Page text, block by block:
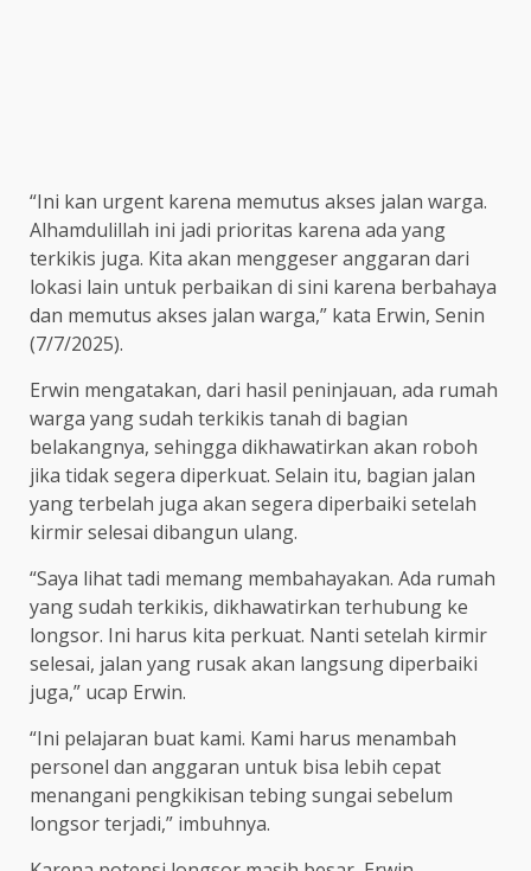
“Ini kan urgent karena memutus akses jalan warga.
Alhamdulillah ini jadi prioritas karena ada yang
terkikis juga. Kita akan menggeser anggaran dari
lokasi lain untuk perbaikan di sini karena berbahaya
dan memutus akses jalan warga,” kata Erwin, Senin
(7/7/2025).
Erwin mengatakan, dari hasil peninjauan, ada rumah
warga yang sudah terkikis tanah di bagian
belakangnya, sehingga dikhawatirkan akan roboh
jika tidak segera diperkuat. Selain itu, bagian jalan
yang terbelah juga akan segera diperbaiki setelah
kirmir selesai dibangun ulang.
“Saya lihat tadi memang membahayakan. Ada rumah
yang sudah terkikis, dikhawatirkan terhubung ke
longsor. Ini harus kita perkuat. Nanti setelah kirmir
selesai, jalan yang rusak akan langsung diperbaiki
juga,” ucap Erwin.
“Ini pelajaran buat kami. Kami harus menambah
personel dan anggaran untuk bisa lebih cepat
menangani pengkikisan tebing sungai sebelum
longsor terjadi,” imbuhnya.